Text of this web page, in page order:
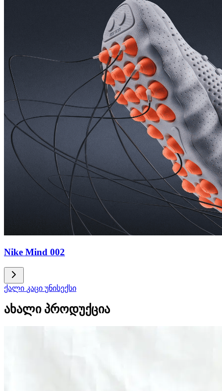
Nike Mind 002
ქალი კაცი უნისექსი
ახალი პროდუქცია